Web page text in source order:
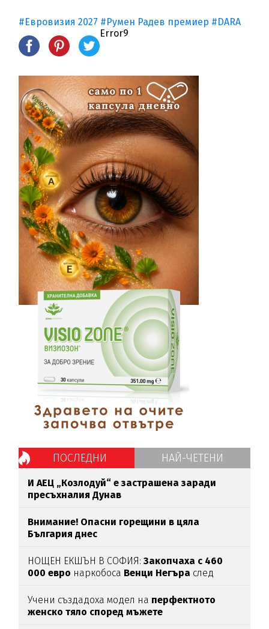
#Евровизия 2027 #Румен Радев премиер #DARA
Error9
ПОСЛЕДНИ НАЙ-ЧЕТЕНИ
И АЕЦ „Козлодуй“ е застрашена заради
пресъхналия Дунав
Внимание! Опасни горещини в цяла
България днес
НОЩЕН ЕКШЪН В СОФИЯ:Закопчаха с 460
000 евро наркобоса Венци Негъра след
Учени създадоха модел на перфектното
женско тяло според мъжете